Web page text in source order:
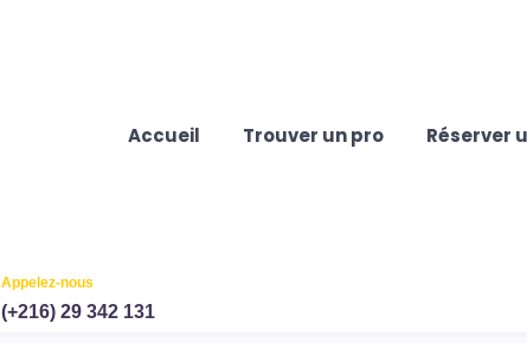
Accueil Trouver un pro Réserver
Appelez-nous
(+216) 29 342 131